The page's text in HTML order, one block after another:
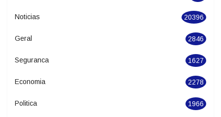
Categories
Cidades 551
Noticias 20396
Geral 2846
Seguranca 1627